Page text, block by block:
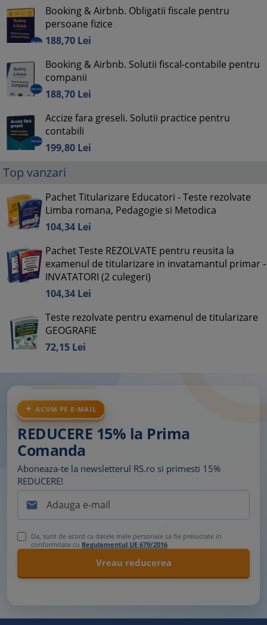
Booking & Airbnb. Obligatii fiscale pentru
persoane fizice
188,70 Lei
Booking & Airbnb. Solutii fiscal-contabile pentru
companii
188,70 Lei
Accize fara greseli. Solutii practice pentru
contabili
199,80 Lei
Top vanzari
Pachet Titularizare Educatori - Teste rezolvate
Limba romana, Pedagogie si Metodica
104,34 Lei
Pachet Teste REZOLVATE pentru reusita la
examenul de titularizare in invatamantul primar -
INVATATORI (2 culegeri)
104,34 Lei
Teste rezolvate pentru examenul de titularizare
GEOGRAFIE
72,15 Lei
ACUM PE E-MAIL
REDUCERE 15% la Prima
Comanda
Aboneaza-te la newsletterul RS.ro si primesti 15%
REDUCERE!

Da, sunt de acord ca datele mele personale sa fie prelucrate in
conformitate cu Regulamentul UE 679/2016